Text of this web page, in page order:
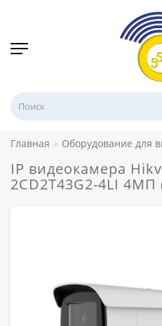
Главная Оборудование для
IP видеокамера
2CD2T43G2-4LI